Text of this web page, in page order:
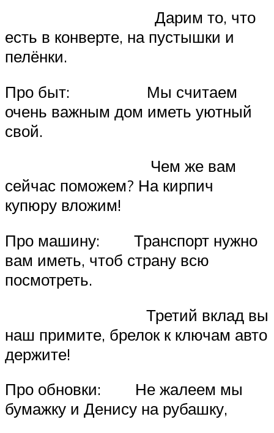
Дарим то, что
есть в конверте, на пустышки и
пелёнки.
Про быт: Мы считаем
очень важным дом иметь уютный
свой.
Чем же вам
сейчас поможем? На кирпич
купюру вложим!
Про машину: Транспорт нужно
вам иметь, чтоб страну всю
посмотреть.
Третий вклад вы
наш примите, брелок к ключам авто
держите!
Про обновки: Не жалеем мы
бумажку и Денису на рубашку,